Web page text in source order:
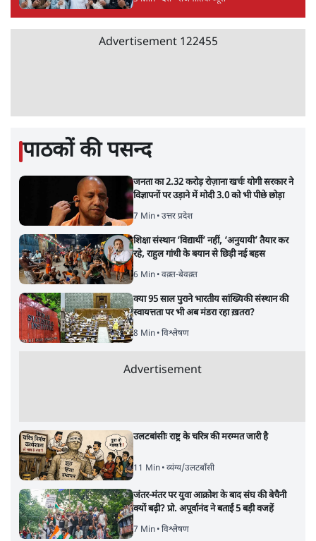
Advertisement 122455
पाठकों की पसन्द
जनता का 2.32 करोड़ रोज़ाना खर्चः योगी सरकार ने
विज्ञापनों पर उड़ाने में मोदी 3.0 को भी पीछे छोड़ा
7 Min• उत्तर प्रदेश
शिक्षा संस्थान ‘विद्यार्थी’ नहीं, ‘अनुयायी’ तैयार कर
रहे, राहुल गांधी के बयान से छिड़ी नई बहस
6 Min• वक़्त-बेवक़्त
क्या 95 साल पुराने भारतीय सांख्यिकी संस्थान की
स्वायत्तता पर भी अब मंडरा रहा ख़तरा?
8 Min• विश्लेषण
Advertisement
उलटबांसीः राष्ट्र के चरित्र की मरम्मत जारी है
11 Min• व्यंग्य/उलटबाँसी
जंतर-मंतर पर युवा आक्रोश के बाद संघ की बेचैनी
क्यों बढ़ी? प्रो. अपूर्वानंद ने बताईं 5 बड़ी वजहें
7 Min• विश्लेषण